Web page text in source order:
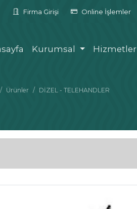
Firma Girişi Online İşlemler
Kurumsal Hizmetler
Ürünler DİZEL - TELEHANDLER